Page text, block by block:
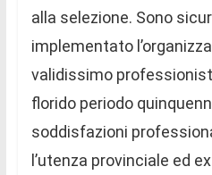
alla selezione. Sono
implementato
validissimo
florido periodo
soddisfazioni
l’utenza provinciale ed